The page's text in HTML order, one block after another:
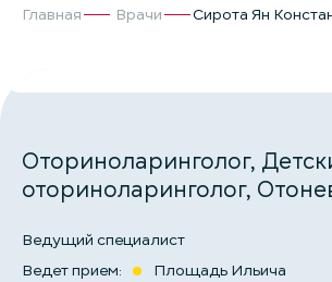
Главная Врачи Сирота Ян
Оториноларинголог,
оториноларинголог,
Ведущий специалист
Ведет прием:
Площадь Ильича